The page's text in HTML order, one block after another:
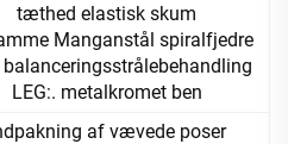
tæthed elastisk skum
Manganstål spiralfjedre
balanceringsstrålebehandling
LEG:. metalkromet ben
af vævede poser